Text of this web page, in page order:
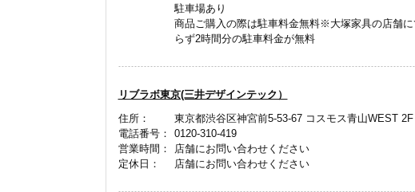
駐車場あり
商品ご購入の際は駐車料金無料※大塚家具の店舗
らず2時間分の駐車料金が無料
リブラボ東京(三井デザインテック）
住所：
東京都渋谷区神宮前5-53-67 コスモス青山WEST 2F
電話番号：
0120-310-419
営業時間：
店舗にお問い合わせください
定休日：
店舗にお問い合わせください